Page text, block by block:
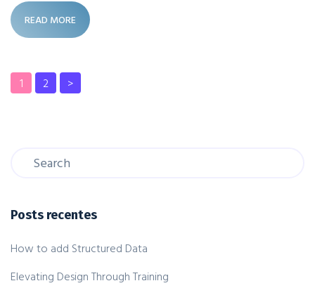
READ MORE
1 2 >
Posts recentes
How to add Structured Data
Elevating Design Through Training